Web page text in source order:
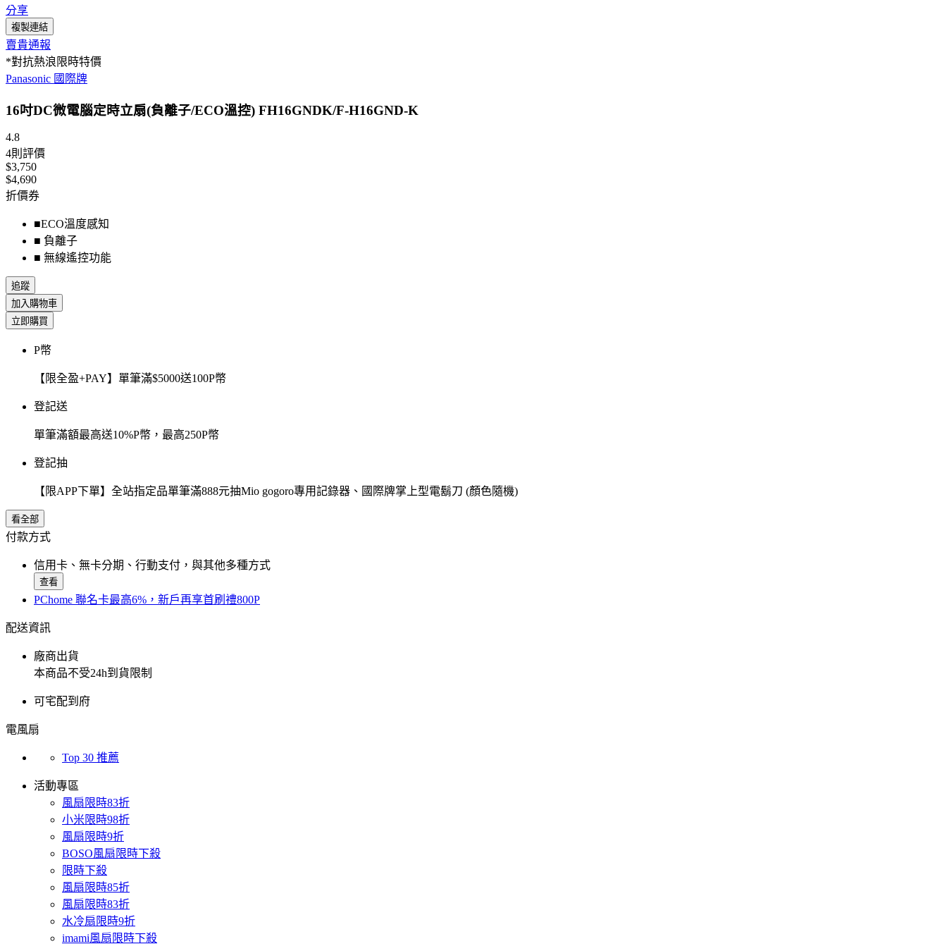
分享
複製連結
賣貴通報
*對抗熱浪限時特價
Panasonic 國際牌
16吋DC微電腦定時立扇(負離子/ECO溫控) FH16GNDK/F-H16GND-K
4.8
4則評價
$3,750
$4,690
折價券
■ECO溫度感知
■ 負離子
■ 無線遙控功能
追蹤
加入購物車
立即購買
P幣
【限全盈+PAY】單筆滿$5000送100P幣
登記送
單筆滿額最高送10%P幣，最高250P幣
登記抽
【限APP下單】全站指定品單筆滿888元抽Mio gogoro專用記錄器、國際牌掌上型電鬍刀 (顏色隨機)
看全部
付款方式
信用卡、無卡分期、行動支付，與其他多種方式
查看
PChome 聯名卡最高6%，新戶再享首刷禮800P
配送資訊
廠商出貨
本商品不受24h到貨限制
可宅配到府
電風扇
Top 30 推薦
活動專區
風扇限時83折
小米限時98折
風扇限時9折
BOSO風扇限時下殺
限時下殺
風扇限時85折
風扇限時83折
水冷扇限時9折
imami風扇限時下殺